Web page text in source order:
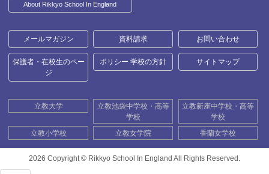
About Rikkyo School In England
メールマガジン 資料請求 お問い合わせ
保護者・在校生のペー
ジ
ポリシー 学校の方針 サイトマップ
立教大学
立教池袋中学校・高等
学校
立教新座中学校・高等
学校
立教小学校
立教女学院 香蘭女学校
2026 Copyright © Rikkyo School In England All Rights Reserved.